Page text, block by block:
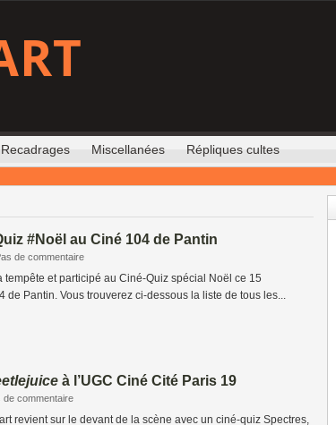
Recadrages Miscellanées Répliques cultes
#Noël au Ciné 104 de Pantin
de commentaire
tempête et participé au Ciné-Quiz spécial Noël ce 15
de Pantin. Vous trouverez ci-dessous la liste de tous les...
à l’UGC Ciné Cité Paris 19
de commentaire
revient sur le devant de la scène avec un ciné-quiz Spectres,